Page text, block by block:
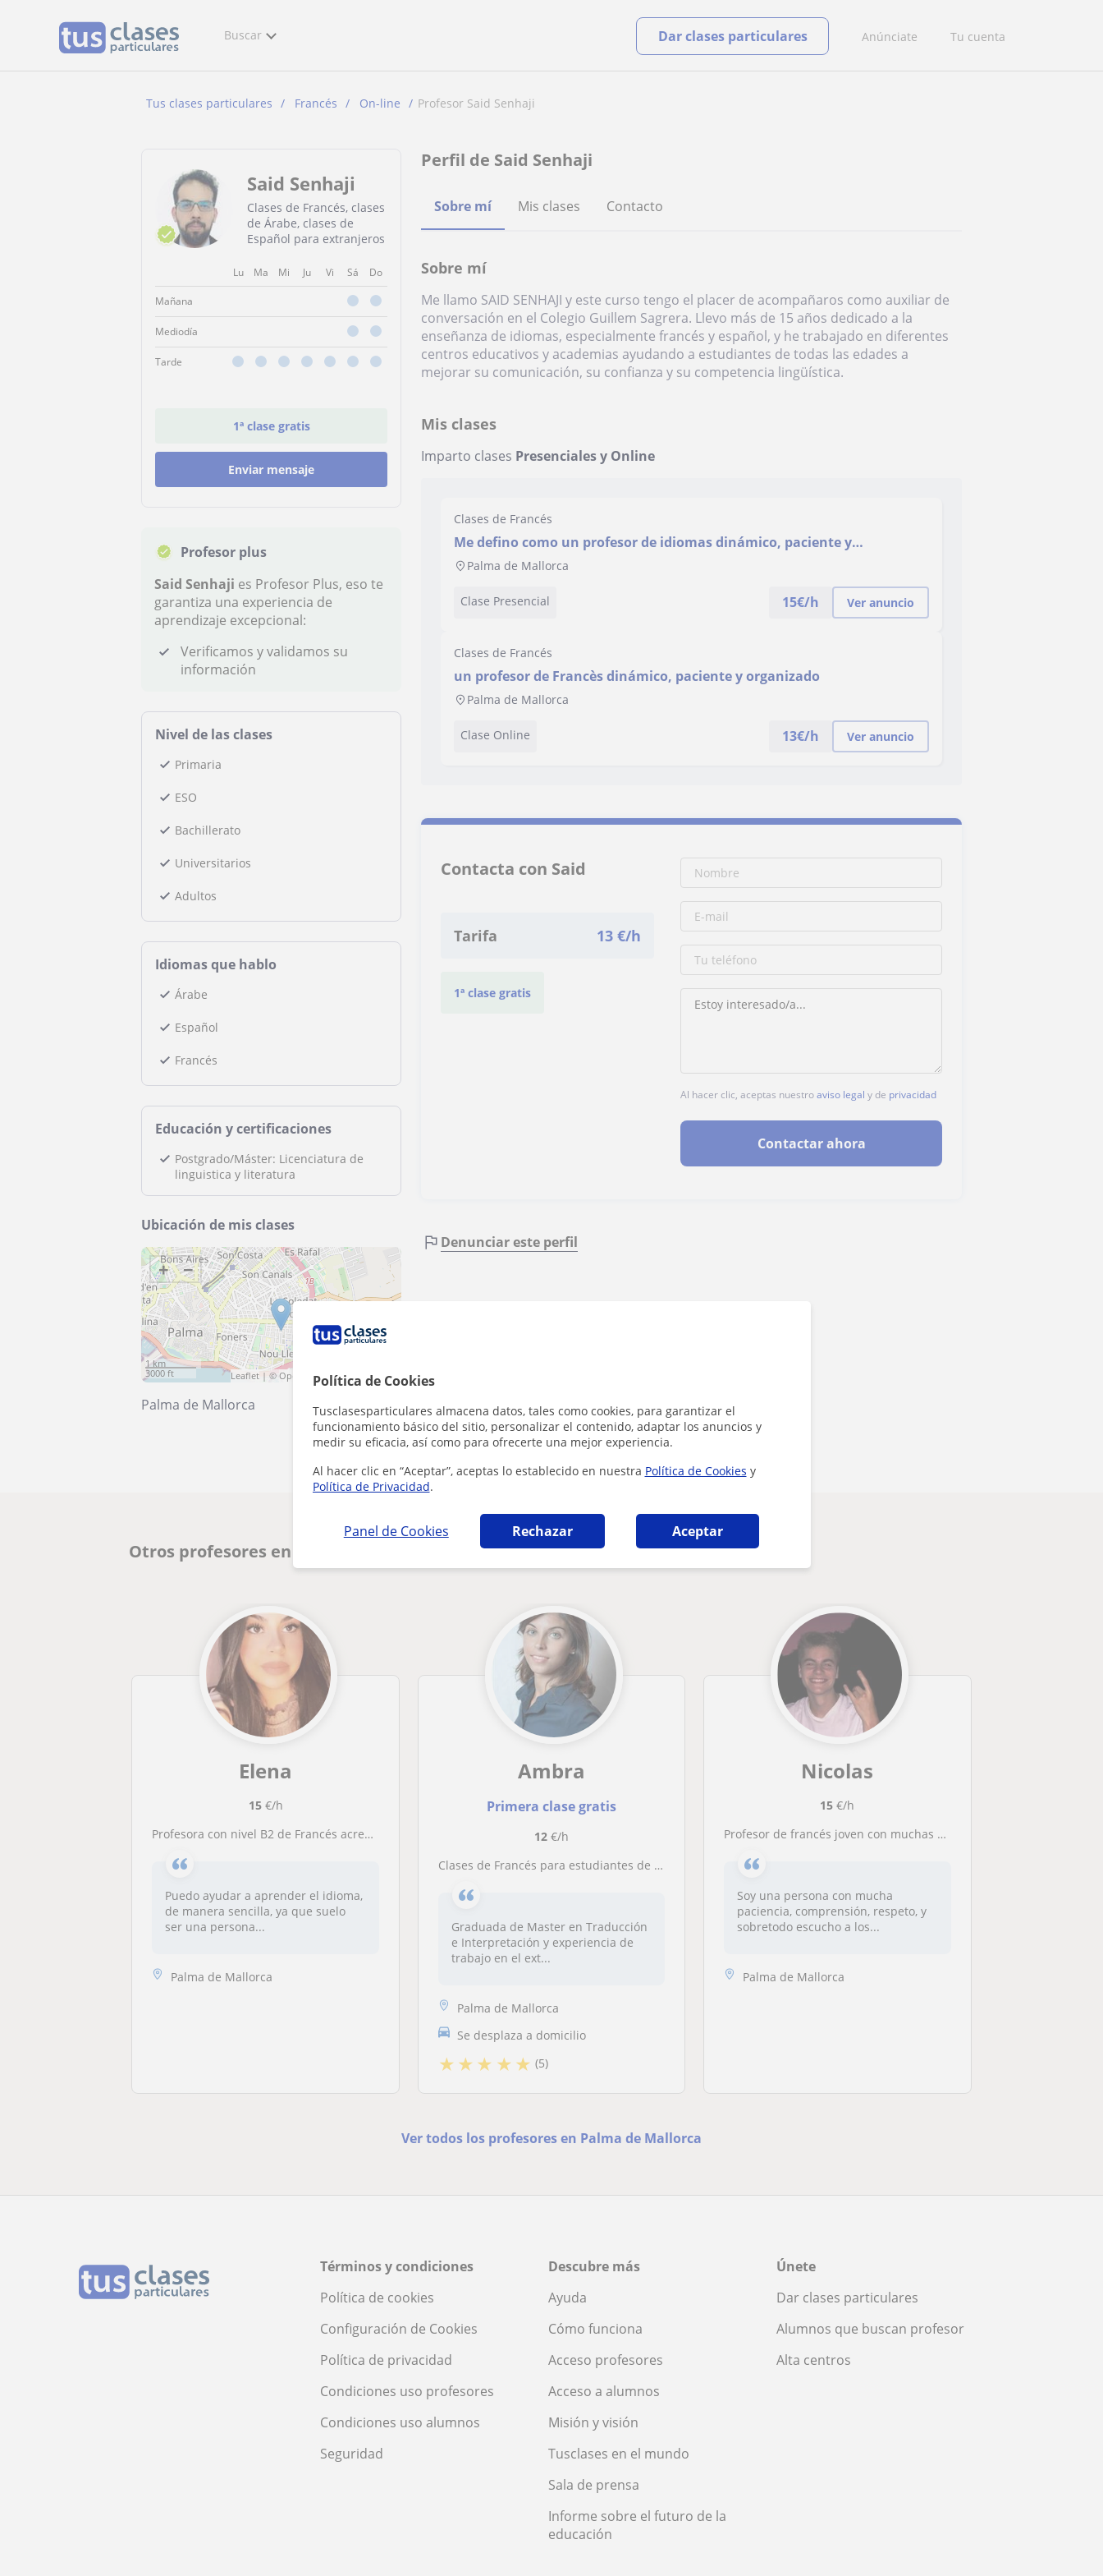
Política de Cookies
Tusclasesparticulares almacena datos, tales como cookies, para garantizar el
funcionamiento básico del sitio, personalizar el contenido, adaptar los anuncios y
medir su eficacia, así como para ofrecerte una mejor experiencia.
Al hacer clic en “Aceptar”, aceptas lo establecido en nuestra Política de Cookies y
Política de Privacidad.
Panel de Cookies Rechazar Aceptar
Buscar Anúnciate Tu cuenta
Dar clases particulares
Tus clases particulares Francés On-line Profesor Said Senhaji
Said Senhaji
Clases de Francés, clases
de Árabe, clases de
Español para extranjeros
Lu Ma Mi Ju Vi Sá Do
Mañana
Mediodía
Tarde
1ª clase gratis
Enviar mensaje
Profesor plus
Said Senhaji es Profesor Plus, eso te
garantiza una experiencia de
aprendizaje excepcional:
Verificamos y validamos su
información
Nivel de las clases
Primaria
ESO
Bachillerato
Universitarios
Adultos
Idiomas que hablo
Árabe
Español
Francés
Educación y certificaciones
Postgrado/Máster: Licenciatura de
linguistica y literatura
Ubicación de mis clases
+ −
1 km
3000 ft
Leaflet | ©OpenStreetMap contributors
Palma de Mallorca
Perfil de Said Senhaji
Sobre mí Mis clases Contacto
Sobre mí
Me llamo SAID SENHAJI y este curso tengo el placer de acompañaros como auxiliar de
conversación en el Colegio Guillem Sagrera. Llevo más de 15 años dedicado a la
enseñanza de idiomas, especialmente francés y español, y he trabajado en diferentes
centros educativos y academias ayudando a estudiantes de todas las edades a
mejorar su comunicación, su confianza y su competencia lingüística.
Mis clases
Imparto clases Presenciales y Online
Clases de Francés
Me defino como un profesor de idiomas dinámico, paciente y
organizado, con una sólida experiencia en la enseñanza y en la orientac
Palma de Mallorca
Clase Presencial 15€/h Ver anuncio
Clases de Francés
un profesor de Francès dinámico, paciente y organizado
Palma de Mallorca
Clase Online 13€/h Ver anuncio
Contacta con Said
Tarifa 13 €/h
1ª clase gratis
Al hacer clic, aceptas nuestroaviso legal y de privacidad
Contactar ahora
Denunciar este perfil
Otros profesores en Palma de Mallorca que pueden interesarte
Elena
15€/h
Profesora con nivel B2 de Francés acreditado, se ofrece a dar clases online
Puedo ayudar a aprender el idioma,
de manera sencilla, ya que suelo
ser una persona...
Palma de Mallorca
Ambra
Primera clase gratis
12€/h
Clases de Francés para estudiantes de todas las edades
Graduada de Master en Traducción
e Interpretación y experiencia de
trabajo en el ext...
Palma de Mallorca
Se desplaza a domicilio
★★★ ★★ (5)
Nicolas
15 €/h
Profesor de francés joven con muchas ganas de enseñar a las futuras generaciones
Soy una persona con mucha
paciencia, comprensión, respeto, y
sobretodo escucho a los...
Palma de Mallorca
Ver todos los profesores en Palma de Mallorca
Términos y condiciones
Política de cookies
Configuración de Cookies
Política de privacidad
Condiciones uso profesores
Condiciones uso alumnos
Seguridad
Descubre más
Ayuda
Cómo funciona
Acceso profesores
Acceso a alumnos
Misión y visión
Tusclases en el mundo
Sala de prensa
Informe sobre el futuro de la
educación
Únete
Dar clases particulares
Alumnos que buscan profesor
Alta centros